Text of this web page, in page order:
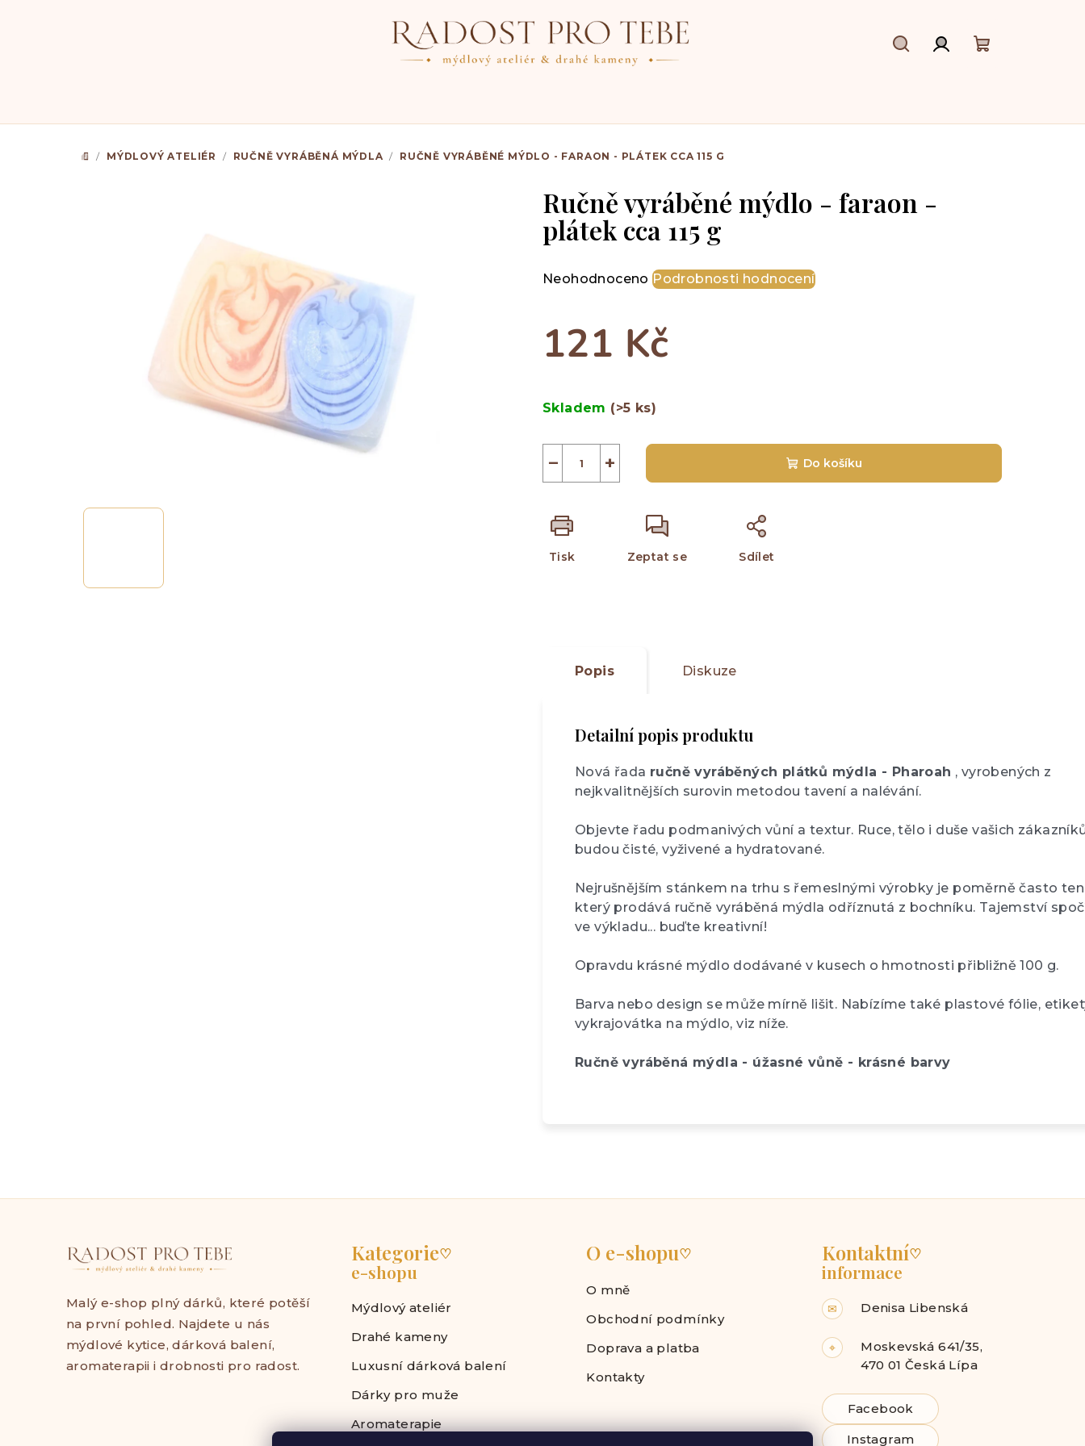
DOMŮ
/ MÝDLOVÝ ATELIÉR / RUČNĚ VYRÁBĚNÁ MÝDLA / RUČNĚ VYRÁBĚNÉ MÝDLO - FARAON - PLÁTEK CCA 115 G
Ručně vyráběné mýdlo - faraon -
plátek cca 115 g
Průměrné
je
0,0
hvězdiček.
Neohodnoceno Podrobnosti hodnocení
121 Kč
cena:
Skladem (>5 ks)
+
− Do košíku
Tisk Zeptat se Sdílet
Popis Diskuze
Detailní popis produktu
Nová řada ručně vyráběných plátků mýdla - Pharoah , vyrobených z
nejkvalitnějších surovin metodou tavení a nalévání.
Objevte řadu podmanivých vůní a textur. Ruce, tělo i duše vašich
budou čisté, vyživené a hydratované.
Nejrušnějším stánkem na trhu s řemeslnými výrobky je poměrně často
který prodává ručně vyráběná mýdla odříznutá z bochníku. Tajemství
ve výkladu... buďte kreativní!
Opravdu krásné mýdlo dodávané v kusech o hmotnosti přibližně 100 g.
Barva nebo design se může mírně lišit. Nabízíme také plastové fólie,
vykrajovátka na mýdlo, viz níže.
Ručně vyráběná mýdla - úžasné vůně - krásné barvy
Malý e-shop plný dárků, které potěší
na první pohled. Najdete u nás
mýdlové kytice, dárková balení,
aromaterapii i drobnosti pro radost.
Kategorie♡
e-shopu
Mýdlový ateliér
Drahé kameny
Luxusní dárková balení
Dárky pro muže
Aromaterapie
O e-shopu♡
O mně
Obchodní podmínky
Doprava a platba
Kontakty
Kontaktní♡
informace
✉ Denisa Libenská
⌖
Moskevská 641/35,
470 01 Česká Lípa
Facebook
Instagram